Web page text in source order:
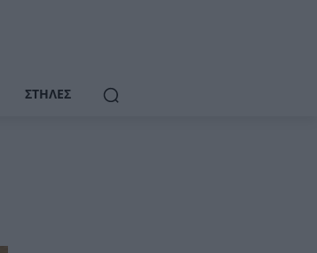
ΣΤΉΛΕΣ